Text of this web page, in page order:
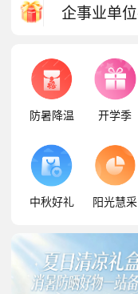
企事业单
防暑降温 开学季
中秋好礼 阳光慧采